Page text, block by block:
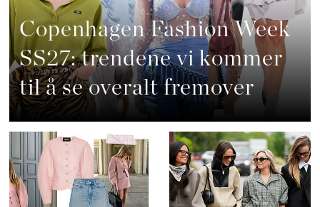
Copenhagen Fashion Week
SS27: trendene vi kommer
til å se overalt fremover